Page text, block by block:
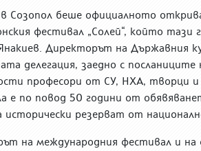
Созопол беше официалното
фестивал „Солей“, който
Директорът на Държавния
делегация, заедно с
професори от СУ, НХА, творци
е по повод 50 години от
резерват от
на международния фестивал и на